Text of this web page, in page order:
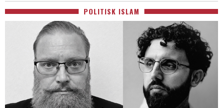
POLITISK ISLAM